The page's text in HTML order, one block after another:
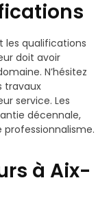
les qualifications
doit avoir
N’hésitez
travaux
service. Les
décennale,
à Aix-